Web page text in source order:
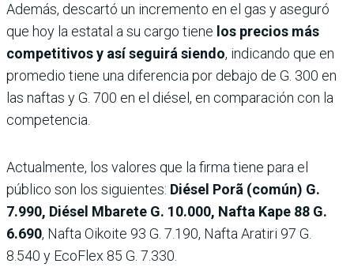
Además, descartó un incremento en el gas y aseguró
que hoy la estatal a su cargo tiene los precios más
competitivos y así seguirá siendo, indicando que en
promedio tiene una diferencia por debajo de G. 300 en
las naftas y G. 700 en el diésel, en comparación con la
competencia.
Actualmente, los valores que la firma tiene para el
público son los siguientes: Diésel Porã (común) G.
7.990, Diésel Mbarete G. 10.000, Nafta Kape 88 G.
6.690, Nafta Oikoite 93 G. 7.190, Nafta Aratiri 97 G.
8.540 y EcoFlex 85 G. 7.330.